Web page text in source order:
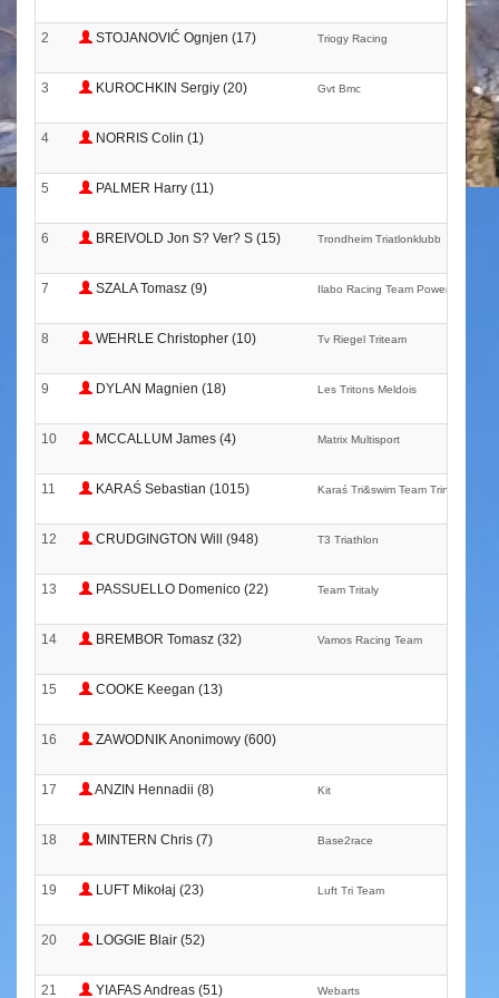
2 STOJANOVIĆ Ognjen (17) Triogy Racing
3 KUROCHKIN Sergiy (20) Gvt Bmc
4 NORRIS Colin (1)
5 PALMER Harry (11)
6 BREIVOLD Jon S? Ver? S (15) Trondheim Triatlonklubb
7 SZALA Tomasz (9) Ilabo Racing Team Powered By Cts
8 WEHRLE Christopher (10) Tv Riegel Triteam
9 DYLAN Magnien (18) Les Tritons Meldois
10 MCCALLUM James (4) Matrix Multisport
11 KARAŚ Sebastian (1015) Karaś Tri&swim Team Trinergy
12 CRUDGINGTON Will (948) T3 Triathlon
13 PASSUELLO Domenico (22) Team Tritaly
14 BREMBOR Tomasz (32) Vamos Racing Team
15 COOKE Keegan (13)
16 ZAWODNIK Anonimowy (600)
17 ANZIN Hennadii (8) Kit
18 MINTERN Chris (7) Base2race
19 LUFT Mikołaj (23) Luft Tri Team
20 LOGGIE Blair (52)
21 YIAFAS Andreas (51) Webarts